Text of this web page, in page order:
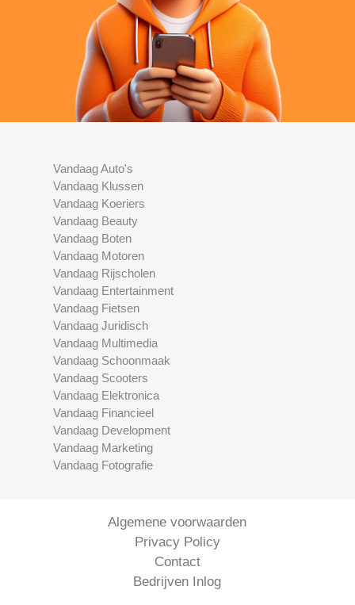
Vandaag Auto's
Vandaag Klussen
Vandaag Koeriers
Vandaag Beauty
Vandaag Boten
Vandaag Motoren
Vandaag Rijscholen
Vandaag Entertainment
Vandaag Fietsen
Vandaag Juridisch
Vandaag Multimedia
Vandaag Schoonmaak
Vandaag Scooters
Vandaag Elektronica
Vandaag Financieel
Vandaag Development
Vandaag Marketing
Vandaag Fotografie
Algemene voorwaarden
Privacy Policy
Contact
Bedrijven Inlog